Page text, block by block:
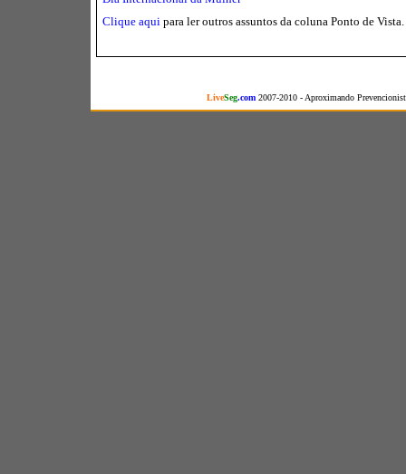
Clique aqui para ler outros assuntos da coluna Ponto de Vista.
LiveSeg.com2007-2010 - Aproximando